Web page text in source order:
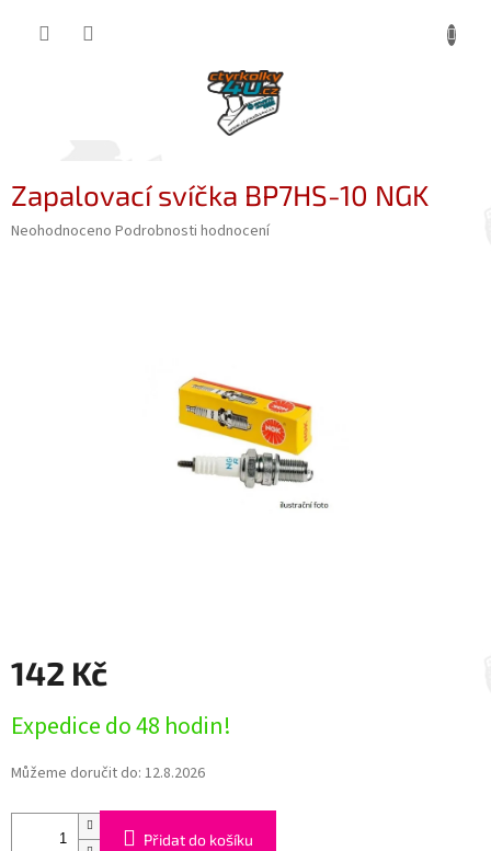
Zapalovací svíčka BP7HS-10 NGK
Průměrné
Neohodnoceno Podrobnosti hodnocení
142 Kč
cena:
Expedice do 48 hodin!
Můžeme doručit do: 12.8.2026
Přidat do košíku